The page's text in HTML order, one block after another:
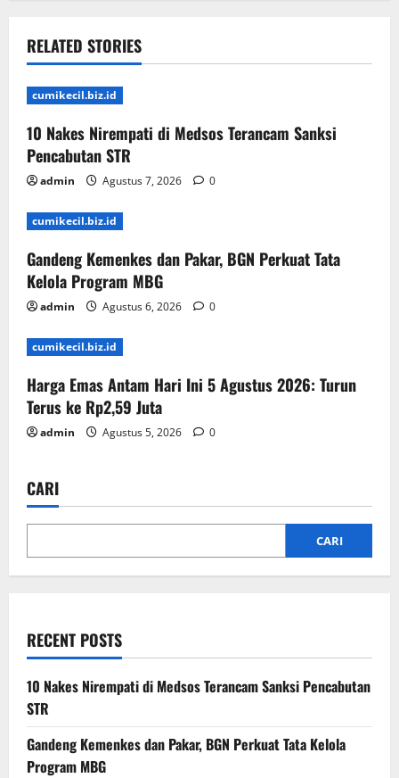
RELATED STORIES
cumikecil.biz.id
10 Nakes Nirempati di Medsos Terancam Sanksi
Pencabutan STR
admin Agustus 7, 2026 0
cumikecil.biz.id
Gandeng Kemenkes dan Pakar, BGN Perkuat Tata
Kelola Program MBG
admin Agustus 6, 2026 0
cumikecil.biz.id
Harga Emas Antam Hari Ini 5 Agustus 2026: Turun
Terus ke Rp2,59 Juta
admin Agustus 5, 2026 0
CARI
CARI
RECENT POSTS
10 Nakes Nirempati di Medsos Terancam Sanksi Pencabutan
STR
Gandeng Kemenkes dan Pakar, BGN Perkuat Tata Kelola
Program MBG